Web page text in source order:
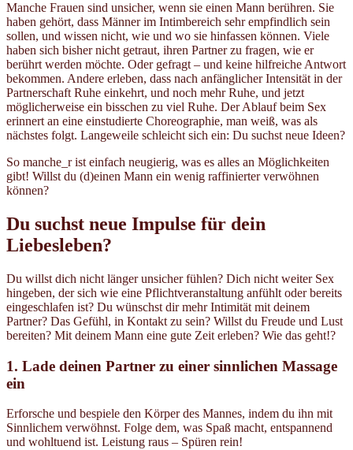
Manche Frauen sind unsicher, wenn sie einen Mann berühren. Sie
haben gehört, dass Männer im Intimbereich sehr empfindlich sein
sollen, und wissen nicht, wie und wo sie hinfassen können. Viele
haben sich bisher nicht getraut, ihren Partner zu fragen, wie er
berührt werden möchte. Oder gefragt – und keine hilfreiche Antwort
bekommen. Andere erleben, dass nach anfänglicher Intensität in der
Partnerschaft Ruhe einkehrt, und noch mehr Ruhe, und jetzt
möglicherweise ein bisschen zu viel Ruhe. Der Ablauf beim Sex
erinnert an eine einstudierte Choreographie, man weiß, was als
nächstes folgt. Langeweile schleicht sich ein: Du suchst neue Ideen?
So manche_r ist einfach neugierig, was es alles an Möglichkeiten
gibt! Willst du (d)einen Mann ein wenig raffinierter verwöhnen
können?
Du suchst neue Impulse für dein
Liebesleben?
Du willst dich nicht länger unsicher fühlen? Dich nicht weiter Sex
hingeben, der sich wie eine Pflichtveranstaltung anfühlt oder bereits
eingeschlafen ist? Du wünschst dir mehr Intimität mit deinem
Partner? Das Gefühl, in Kontakt zu sein? Willst du Freude und Lust
bereiten? Mit deinem Mann eine gute Zeit erleben? Wie das geht!?
1. Lade deinen Partner zu einer sinnlichen Massage
ein
Erforsche und bespiele den Körper des Mannes, indem du ihn mit
Sinnlichem verwöhnst. Folge dem, was Spaß macht, entspannend
und wohltuend ist. Leistung raus – Spüren rein!